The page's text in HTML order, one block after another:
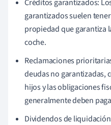
Créditos garantizados:
garantizados suelen
propiedad que garantiza
coche.
Reclamaciones
deudas no garantizadas,
hijos y las obligaciones
generalmente deben
Dividendos de